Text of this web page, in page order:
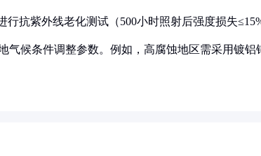
抗紫外线老化测试（500小时照射后强度损失
气候条件调整参数。例如，高腐蚀地区需采用镀铝